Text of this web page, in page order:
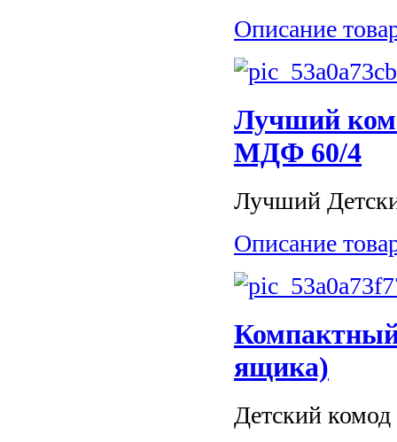
Описание
Лучший
МДФ 60/4
Лучший
Описание
ящика)
Детский